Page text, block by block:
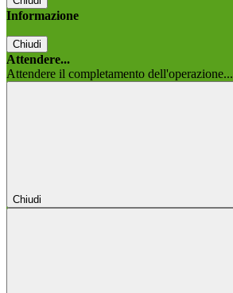
Informazione
Chiudi
Attendere...
Attendere il completamento dell'operazione...
Chiudi